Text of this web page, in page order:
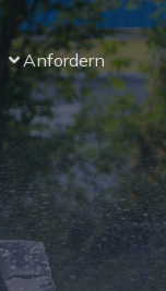
Anfordern